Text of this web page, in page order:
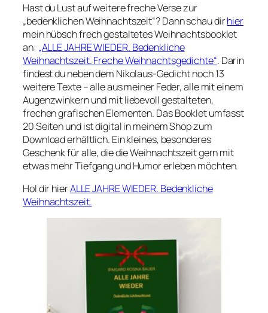
Hast du Lust auf weitere freche Verse zur
„bedenklichen Weihnachtszeit“? Dann schau dirhier
mein hübsch frech gestaltetes Weihnachtsbooklet
an: „ALLE JAHRE WIEDER. Bedenkliche
Weihnachtszeit. Freche Weihnachtsgedichte“. Darin
findest du neben dem Nikolaus-Gedicht noch 13
weitere Texte – alle aus meiner Feder, alle mit einem
Augenzwinkern und mit liebevoll gestalteten,
frechen grafischen Elementen. Das Booklet umfasst
20 Seiten und ist digital in meinem Shop zum
Download erhältlich. Ein kleines, besonderes
Geschenk für alle, die die Weihnachtszeit gern mit
etwas mehr Tiefgang und Humor erleben möchten.
Hol dir hierALLE JAHRE WIEDER. Bedenkliche
Weihnachtszeit.